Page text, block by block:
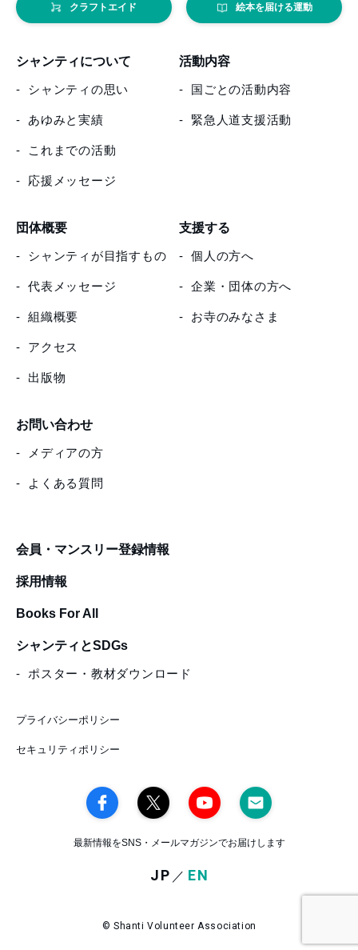
クラフトエイド 絵本を届ける運動
シャンティについて
シャンティの思い
あゆみと実績
これまでの活動
応援メッセージ
活動内容
国ごとの活動内容
緊急人道支援活動
団体概要
シャンティが目指すもの
代表メッセージ
組織概要
アクセス
出版物
支援する
個人の方へ
企業・団体の方へ
お寺のみなさま
お問い合わせ
メディアの方
よくある質問
会員・マンスリー登録情報
採用情報
Books For All
シャンティとSDGs
ポスター・教材ダウンロード
プライバシーポリシー
セキュリティポリシー
最新情報をSNS・メールマガジンでお届けします
JP／ EN
© Shanti Volunteer Association